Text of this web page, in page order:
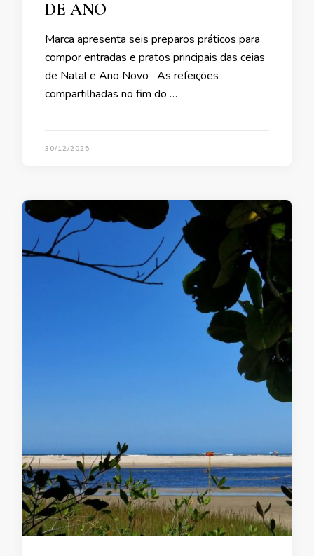
DE ANO
Marca apresenta seis preparos práticos para
compor entradas e pratos principais das ceias
de Natal e Ano Novo As refeições
compartilhadas no fim do …
30/12/2025